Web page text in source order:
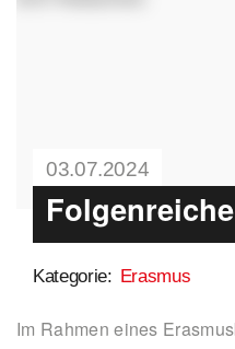
03.07.2024
Kategorie: Erasmus
Im Rahmen eines